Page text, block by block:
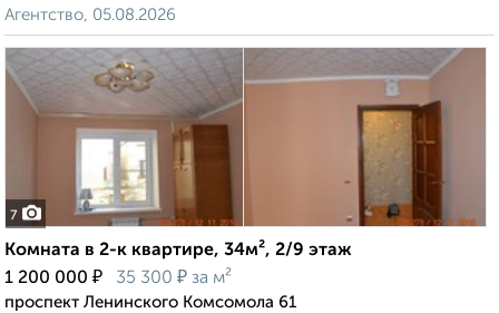
Агентство, 05.08.2026
7
Комната в 2-к квартире, 34м², 2/9 этаж
1 200 000 ₽ 35 300 ₽ за м²
проспект Ленинского Комсомола 61